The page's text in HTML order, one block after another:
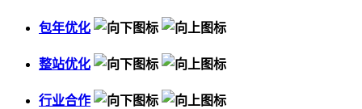
包年优化
整站优化
行业合作